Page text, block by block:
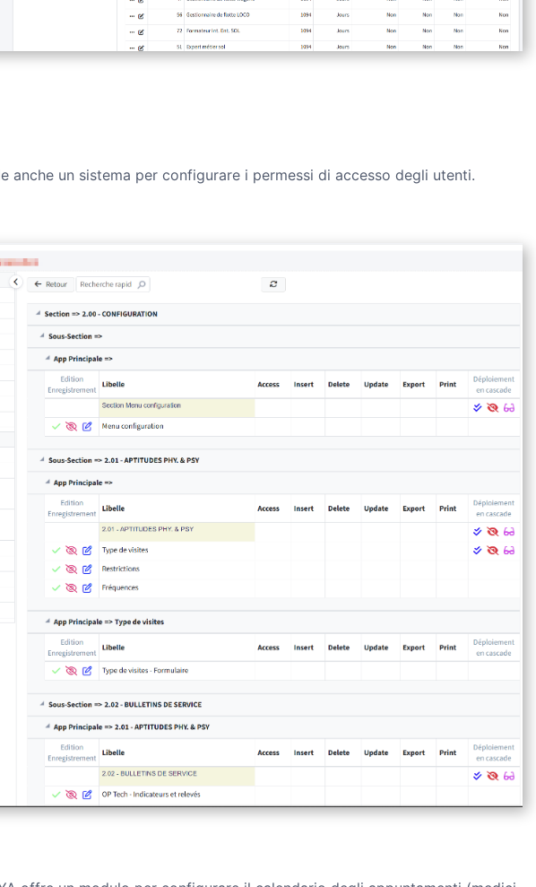
anche un sistema per configurare i permessi di accesso degli utenti.